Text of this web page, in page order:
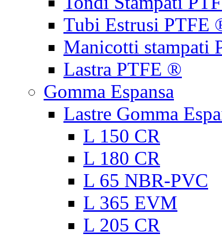
Tubi Estrusi PTFE
Manicotti stampati
Lastra PTFE ®
Gomma Espansa
Lastre Gomma
L 150 CR
L 180 CR
L 65 NBR-PVC
L 365 EVM
L 205 CR